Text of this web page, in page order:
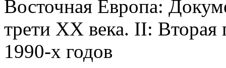
Восточная Европа:
трети XX века. II: Вторая
1990-х годов